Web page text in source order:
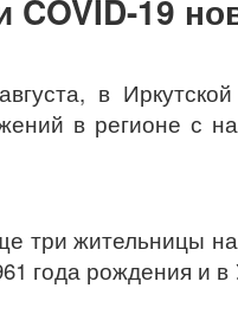
COVID-19
в
в регионе с
три жительницы
года рождения и